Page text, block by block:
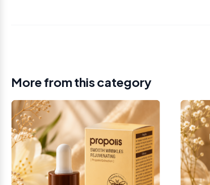
More from this category